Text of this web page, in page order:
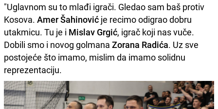
"Uglavnom su to mlađi igrači. Gledao sam baš protiv
Kosova. Amer Šahinović je recimo odigrao dobru
utakmicu. Tu je i Mislav Grgić, igrač koji nas vuče.
Dobili smo i novog golmana Zorana Radića. Uz sve
postojeće što imamo, mislim da imamo solidnu
reprezentaciju.